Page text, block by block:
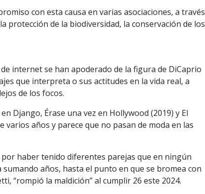
con esta causa en varias asociaciones, a través
protección de la biodiversidad, la conservación de los
internet se han apoderado de la figura de DiCaprio
que interpreta o sus actitudes en la vida real, a
de los focos.
Django, Érase una vez en Hollywood (2019) y El
varios años y parece que no pasan de moda en las
haber tenido diferentes parejas que en ningún
años, hasta el punto en que se bromea con
“rompió la maldición” al cumplir 26 este 2024.